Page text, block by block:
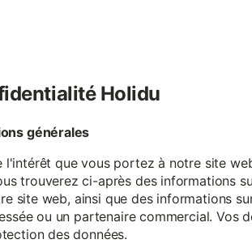
Holidu
générales
l'intérêt que vous portez à notre site
trouverez ci-après des informations
site web, ainsi que des informations
ou un partenaire commercial.
des données.